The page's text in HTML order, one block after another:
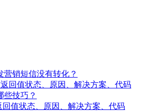
营销短信没有转化？
回值状态、原因、解决方案、代码
些技巧？
回值状态、原因、解决方案、代码